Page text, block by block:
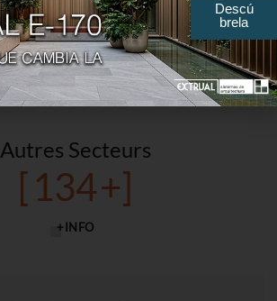
Autres Secteurs
+INFO
[ 134+]
Descú
brela